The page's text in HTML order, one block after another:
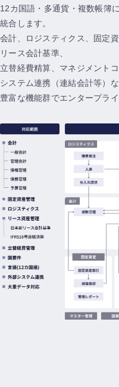
12カ国語・多通貨・複数帳簿
統合します。
会計、ロジスティクス、固定
リース会計基準、
立替経費精算、マネジメント
システム連携（連結会計等）
豊富な機能群でエンタープラ